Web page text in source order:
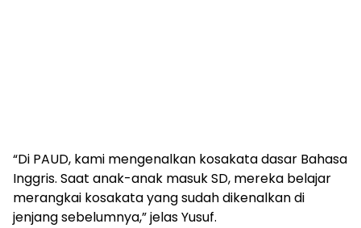
“Di PAUD, kami mengenalkan kosakata dasar Bahasa
Inggris. Saat anak-anak masuk SD, mereka belajar
merangkai kosakata yang sudah dikenalkan di
jenjang sebelumnya,” jelas Yusuf.